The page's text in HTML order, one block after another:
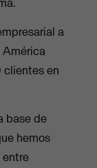
a
América
clientes en
base de
hemos
entre